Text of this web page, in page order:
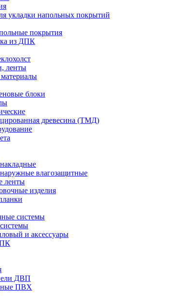
укладки напольных покрытий
покрытия
из ДПК
ленты
блоки
древесина (ТМД)
влагозащитные
ленты
изделия
системы
и аксессуары
ДВП
ПВХ